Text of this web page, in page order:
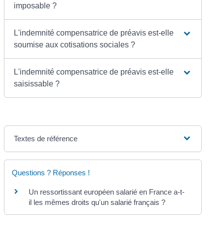
imposable ?
L'indemnité compensatrice de préavis est-elle
soumise aux cotisations sociales ?
L'indemnité compensatrice de préavis est-elle
saisissable ?
Textes de référence
Questions ? Réponses !
Un ressortissant européen salarié en France a-t-
il les mêmes droits qu'un salarié français ?